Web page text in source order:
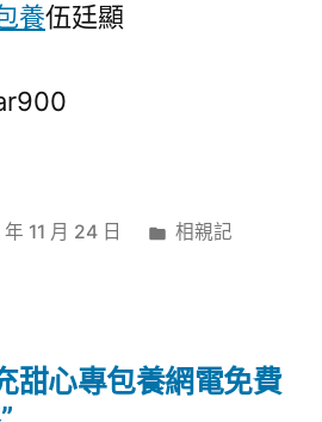
養伍廷顯
11 月 24 日
分
相親記
甜心專包養網電免費